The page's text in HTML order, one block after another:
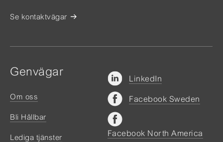
Se kontaktvägar
Genvägar
Om oss
Bli Hållbar
Lediga tjänster
LinkedIn
Facebook Sweden
Facebook North America